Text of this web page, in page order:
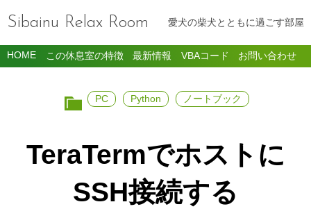
Sibainu Relax Room 愛犬の柴犬とともに過ごす部屋
HOME この休息室の特徴 最新情報 VBAコード お問い合わせ
PC Python ノートブック
TeraTermでホストに
SSH接続する